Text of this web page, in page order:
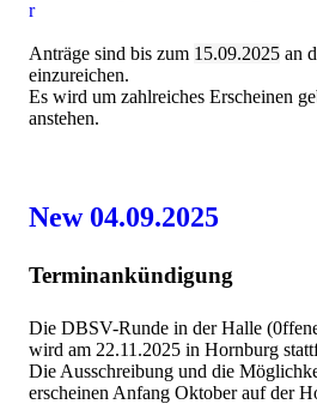
Anträge sind bis zum 15.09.2025 an
einzureichen.
Es wird um zahlreiches Erscheinen
anstehen.
New 04.09.2025
Terminankündigung
Die DBSV-Runde in der Halle
wird am 22.11.2025 in Hornburg
Die Ausschreibung und die
erscheinen Anfang Oktober auf der